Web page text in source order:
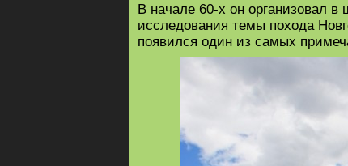
В начале 60-х он организовал в
исследования темы похода
появился один из самых